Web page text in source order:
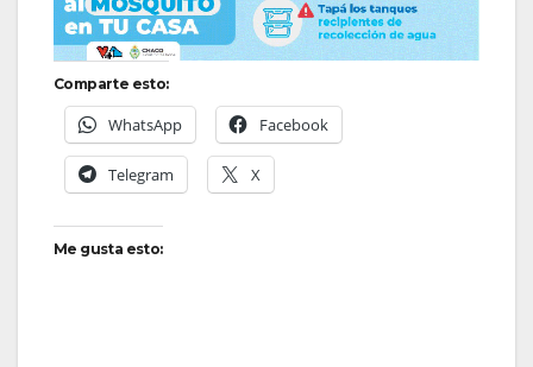
Comparte esto:
WhatsApp Facebook
Telegram X
Me gusta esto: